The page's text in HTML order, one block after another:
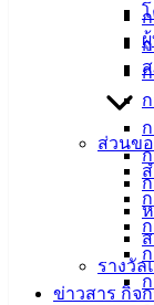
รางวั
ข่าวสาร กิจ
ส่วนข